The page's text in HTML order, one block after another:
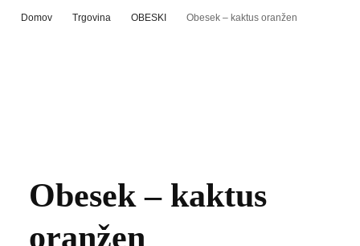
Domov Trgovina OBESKI Obesek – kaktus oranžen
Obesek – kaktus
oranžen